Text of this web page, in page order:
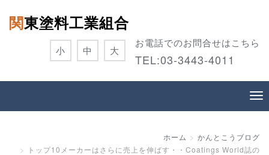
関東塗料工業組合
お電話でのお問合せはこちら
TEL:03-3443-4011
小 中 大
ホーム
かんとこうブログ
トップ10メーカーはさらに売上を伸ばす・・Coatings World誌の